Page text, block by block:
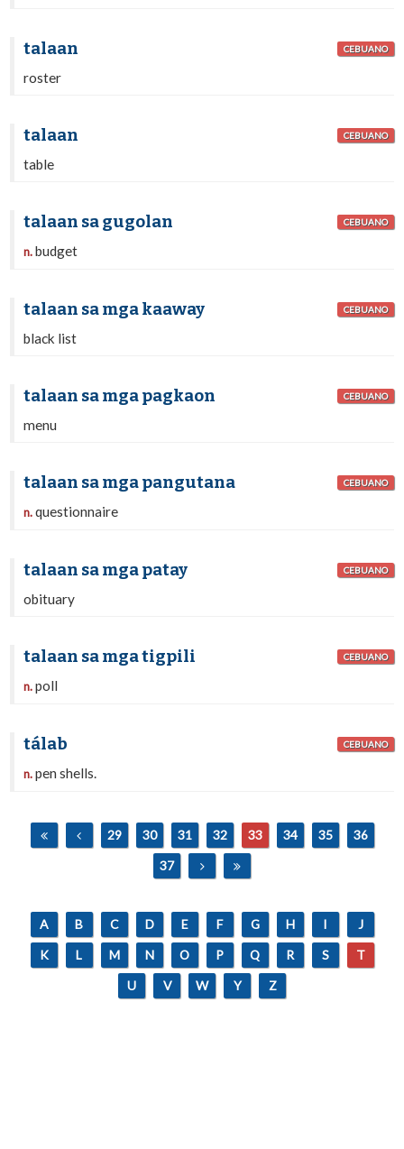
talaan CEBUANO
roster
talaan CEBUANO
table
talaan sa gugolan CEBUANO
n.budget
talaan sa mga kaaway CEBUANO
black list
talaan sa mga pagkaon CEBUANO
menu
talaan sa mga pangutana CEBUANO
n.questionnaire
talaan sa mga patay CEBUANO
obituary
talaan sa mga tigpili CEBUANO
n.poll
tálab CEBUANO
n.pen shells.
29 30 31 32 33 34 35
36
37
A B C D E F G H I
J
K
L M N O P Q R S
T
U
V W Y Z